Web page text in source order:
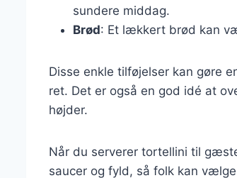
sundere middag.
Brød: Et lækkert brød kan
Disse enkle tilføjelser kan gøre
ret. Det er også en god idé at
højder.
Når du serverer tortellini til
saucer og fyld, så folk kan